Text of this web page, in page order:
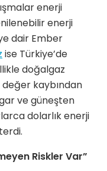
enerji
enerji
dair Ember
ise Türkiye’de
doğalgaz
kaybından
ve güneşten
dolarlık enerji
Riskler Var”